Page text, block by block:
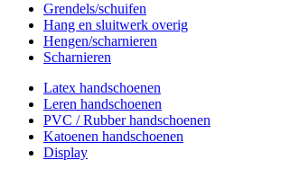
Grendels/schuifen
Hang en sluitwerk overig
Hengen/scharnieren
Scharnieren
Latex handschoenen
Leren handschoenen
PVC / Rubber handschoenen
Katoenen handschoenen
Display